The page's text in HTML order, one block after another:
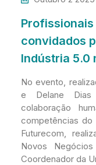
Profissionais
convidados
Indústria 5.0
No evento,
e Delane Dias
colaboração
competências do
Futurecom,
Novos
Coordenador da